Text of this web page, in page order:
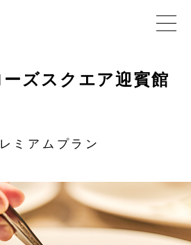
ズスクエア迎賓館
ミアムプラン